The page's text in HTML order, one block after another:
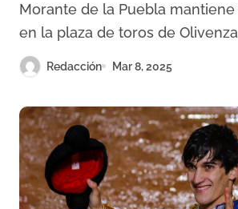
Morante de la Puebla mantiene su reaparición
en la plaza de toros de Olivenza
Redacción Mar 8, 2025